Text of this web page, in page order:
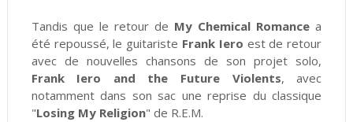
Tandis que le retour de My Chemical Romance a
été repoussé, le guitariste Frank Iero est de retour
avec de nouvelles chansons de son projet solo,
Frank Iero and the Future Violents, avec
notamment dans son sac une reprise du classique
"Losing My Religion" de R.E.M.